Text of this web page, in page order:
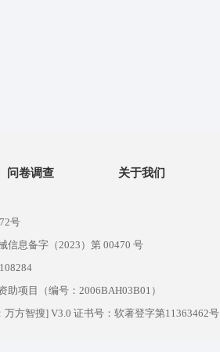
问卷调查 关于我们
号
信息备字（2023）第 00470 号
项目（编号：2006BAH03B01）
方智搜] V3.0 证书号：软著登字第11363462号